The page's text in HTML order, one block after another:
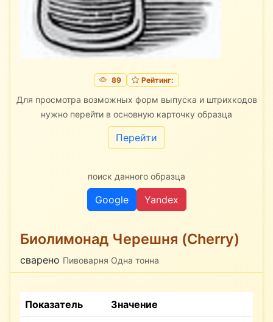
89 Рейтинг:
Для просмотра возможных форм выпуска и штрихкодов
нужно перейти в основную карточку образца
Перейти
поиск данного образца
Google Yandex
Биолимонад Черешня (Cherry)
сварено Пивоварня Одна тонна
Показатель Значение